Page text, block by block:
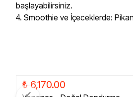
başlayabilirsiniz.
4. Smoothie ve İçeceklerde:
₺ 6,170.00